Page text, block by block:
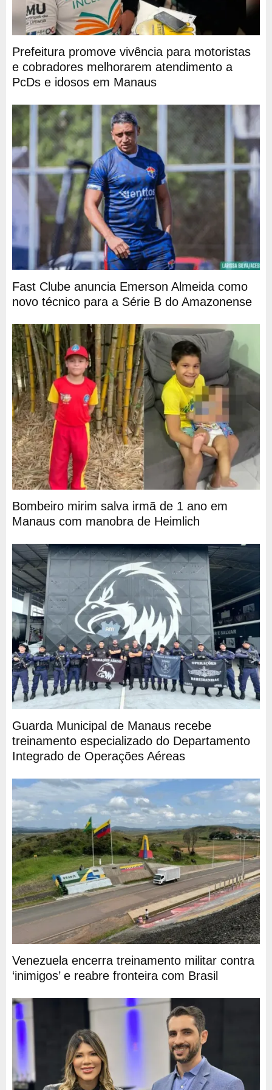
Prefeitura promove vivência para motoristas
e cobradores melhorarem atendimento a
PcDs e idosos em Manaus
Fast Clube anuncia Emerson Almeida como
novo técnico para a Série B do Amazonense
Bombeiro mirim salva irmã de 1 ano em
Manaus com manobra de Heimlich
Guarda Municipal de Manaus recebe
treinamento especializado do Departamento
Integrado de Operações Aéreas
Venezuela encerra treinamento militar contra
‘inimigos’ e reabre fronteira com Brasil